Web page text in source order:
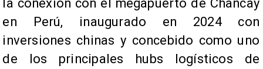
la conexión con el megapuerto de Chancay
en Perú, inaugurado en 2024 con
inversiones chinas y concebido como uno
de los principales hubs logísticos de